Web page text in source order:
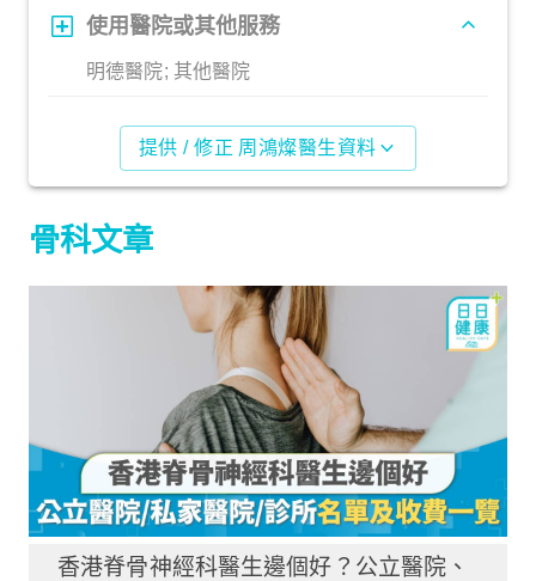
使用醫院或其他服務
明德醫院; 其他醫院
提供 / 修正 周鴻燦醫生資料
骨科文章
香港脊骨神經科醫生邊個好？公立醫院、